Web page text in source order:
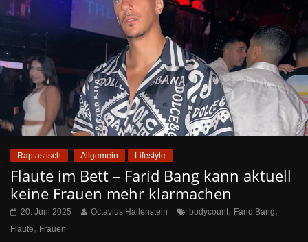
Raptastisch Allgemein Lifestyle
Flaute im Bett – Farid Bang kann aktuell
keine Frauen mehr klarmachen
20. Juni 2025 Octavius Hallenstein bodycount, Farid Bang,
Flaute, Frauen